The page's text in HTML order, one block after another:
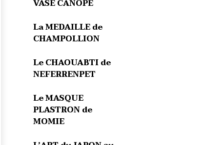
VASE CANOPE
La MEDAILLE de
CHAMPOLLION
Le CHAOUABTI de
NEFERRENPET
Le MASQUE
PLASTRON de
MOMIE